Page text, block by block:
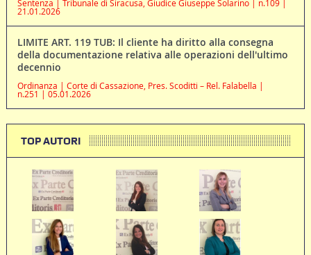
Sentenza | Tribunale di Siracusa, Giudice Giuseppe Solarino | n.109 |
21.01.2026
LIMITE ART. 119 TUB: Il cliente ha diritto alla consegna
della documentazione relativa alle operazioni dell'ultimo
decennio
Ordinanza | Corte di Cassazione, Pres. Scoditti – Rel. Falabella |
n.251 | 05.01.2026
TOP AUTORI